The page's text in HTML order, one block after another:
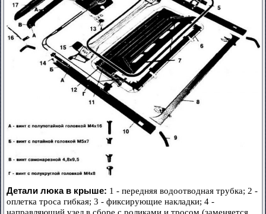
Детали люка в крыше: 1 - передняя водоотводная трубка; 2 -
оплетка троса гибкая; 3 - фиксирующие накладки; 4 -
направляющий узел в сборе с роликами и тросом (заменяется